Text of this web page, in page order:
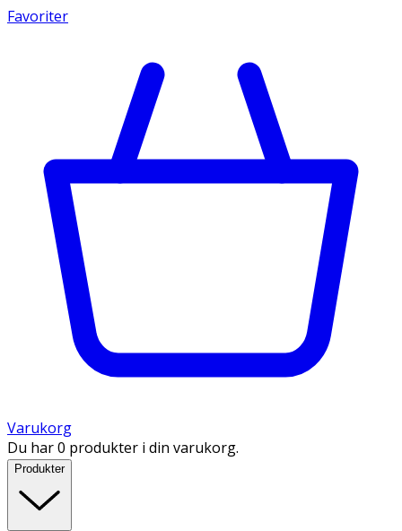
Favoriter
Varukorg
Du har 0 produkter i din varukorg.
Produkter